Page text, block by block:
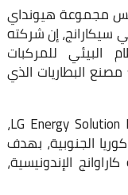
مجموعة هيونداي
سيكارانج، إن شركته
البيئي للمركبات
البطاريات الذي
ويذكر أن هيونداي تعمل مع شركة LG Energy Solution Ltd،
الجنوبية، بهدف
الإندونيسية،